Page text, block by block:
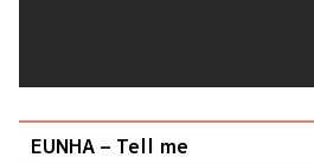
EUNHA – Tell me